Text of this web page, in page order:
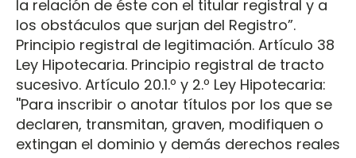
la relación de éste con el titular registral y a
los obstáculos que surjan del Registro”.
Principio registral de legitimación. Artículo 38
Ley Hipotecaria. Principio registral de tracto
sucesivo. Artículo 20.1.º y 2.º Ley Hipotecaria:
''Para inscribir o anotar títulos por los que se
declaren, transmitan, graven, modifiquen o
extingan el dominio y demás derechos reales